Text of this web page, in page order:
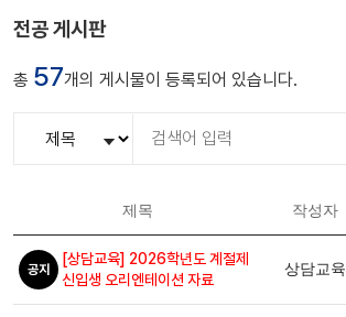
전공 게시판
총 57개의 게시물이 등록되어 있습니다.
제목 작성자
공지
[상담교육] 2026학년도 계절제
신입생 오리엔테이션 자료
상담교육